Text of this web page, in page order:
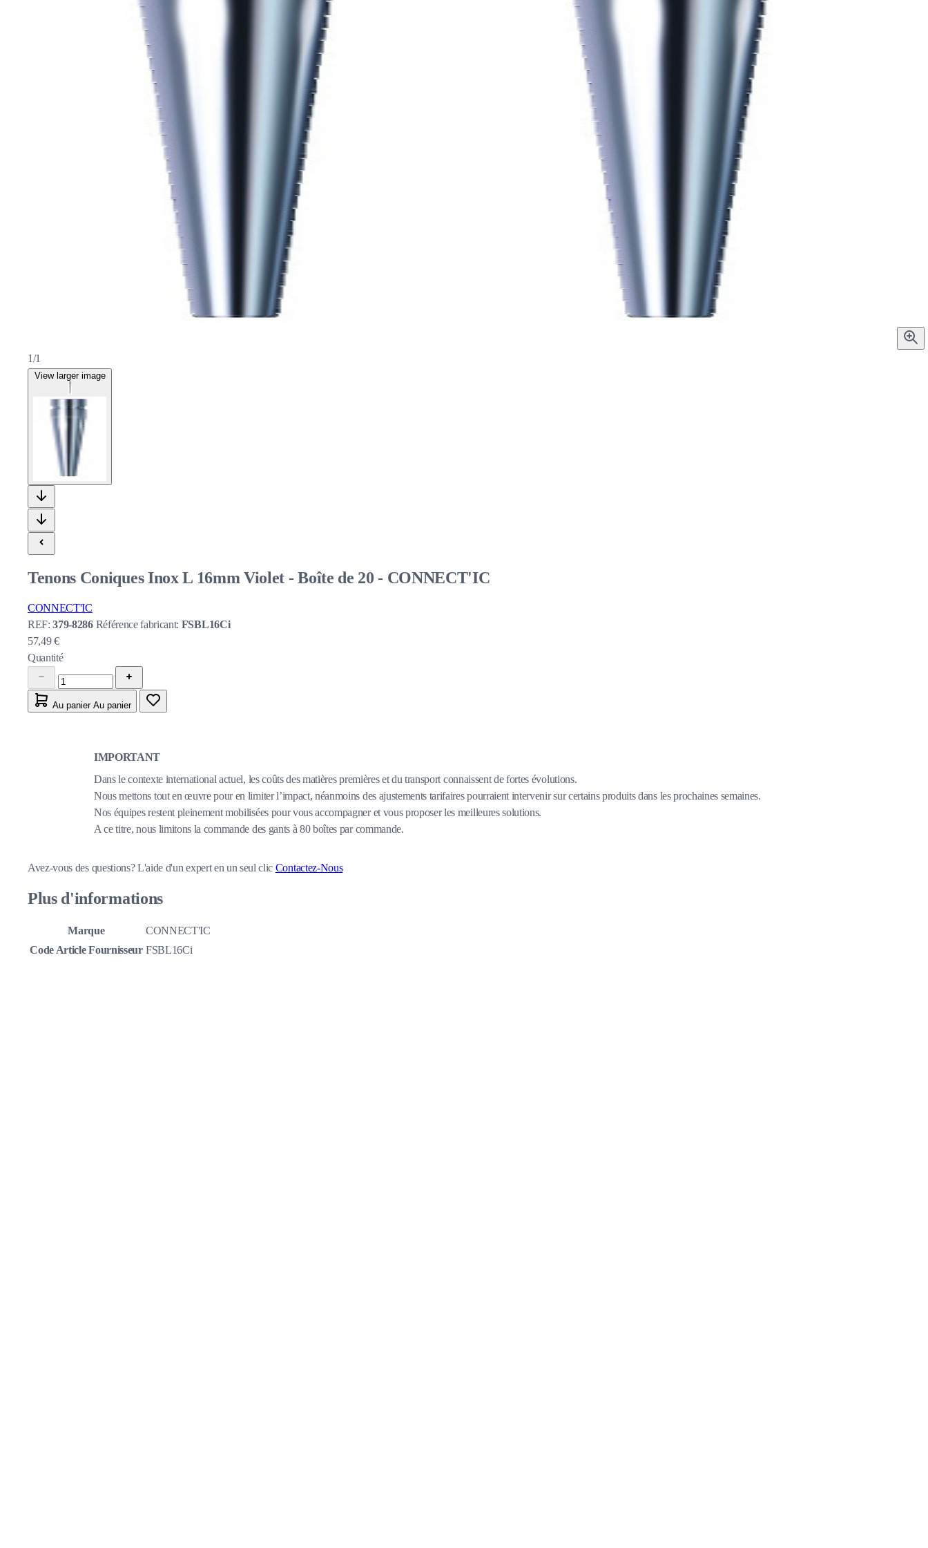
1/1
View larger image
Tenons Coniques Inox L 16mm Violet - Boîte de 20 - CONNECT'IC
CONNECT'IC
REF:379-8286 Référence fabricant: FSBL16Ci
57,49 €
Quantité
Au panier Au panier
IMPORTANT
Dans le contexte international actuel, les coûts des matières premières et du transport connaissent de fortes évolutions.
Nous mettons tout en œuvre pour en limiter l’impact, néanmoins des ajustements tarifaires pourraient intervenir sur certains produits dans les prochaines semaines.
Nos équipes restent pleinement mobilisées pour vous accompagner et vous proposer les meilleures solutions.
A ce titre, nous limitons la commande des gants à 80 boîtes par commande.
Avez-vous des questions?L'aide d'un expert en un seul clic Contactez-Nous
Plus d'informations
Marque
CONNECT'IC
Code Article Fournisseur FSBL16Ci